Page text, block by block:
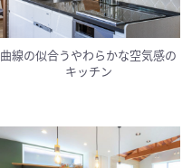
曲線の似合うやわらかな空気感の
キッチン